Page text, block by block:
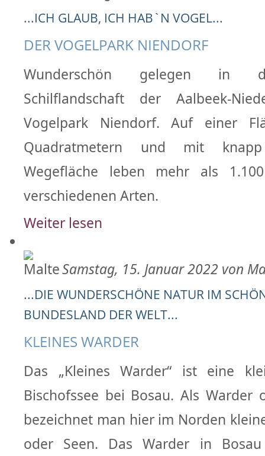
...ICH GLAUB, ICH HAB`N VOGEL...
DER VOGELPARK NIENDORF
Wunderschön gelegen in
Schilflandschaft der Aalbeek-
Vogelpark Niendorf. Auf einer
Quadratmetern und mit
Wegefläche leben mehr als
verschiedenen Arten.
Weiter lesen
Samstag, 15. Januar 2022 von
...DIE WUNDERSCHÖNE NATUR IM
BUNDESLAND DER WELT...
KLEINES WARDER
Das „Kleines Warder“ ist eine
Bischofssee bei Bosau. Als Warder
bezeichnet man hier im Norden
oder Seen. Das Warder in